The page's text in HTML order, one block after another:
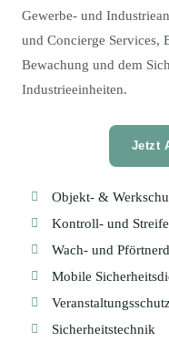
Gewerbe- und
und Concierge Services,
Bewachung und dem
Industrieeinheiten.
Jetzt
Objekt- &
Kontroll- und
Wach- und
Mobile
Sicherheitstechnik